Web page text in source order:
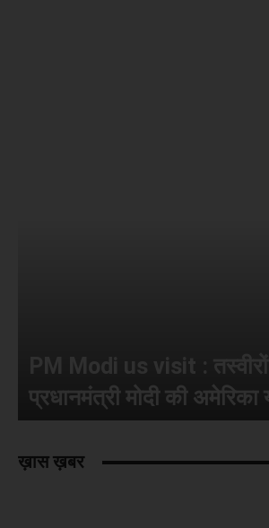
PM Modi us visit :
प्रधानमंत्री मोदी की अमेरिका
ख़ास ख़बर